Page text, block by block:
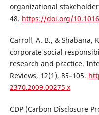
organizational
48. https://doi.org/
Carroll, A. B., & Shabana,
corporate social
research and practice.
Reviews, 12(1), 85–105.
2370.2009.00275.x
CDP (Carbon Disclosure